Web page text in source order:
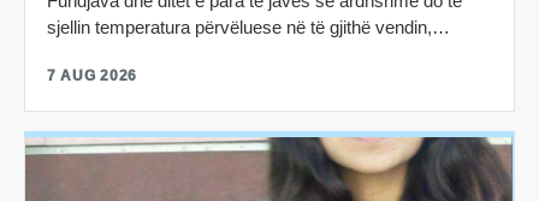
sjellin temperatura përvëluese në të gjithë vendin,…
7 AUG 2026